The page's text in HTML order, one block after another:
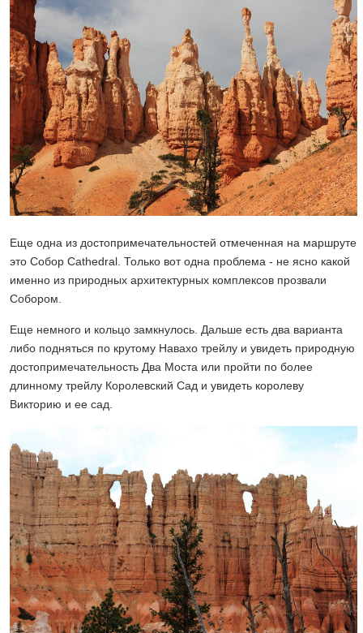
Еще одна из достопримечательностей отмеченная на маршруте
это Собор Cathedral. Только вот одна проблема - не ясно какой
именно из природных архитектурных комплексов прозвали
Собором.
Еще немного и кольцо замкнулось. Дальше есть два варианта
либо подняться по крутому Навахо трейлу и увидеть природную
достопримечательность Два Моста или пройти по более
длинному трейлу Королевский Сад и увидеть королеву
Викторию и ее сад.